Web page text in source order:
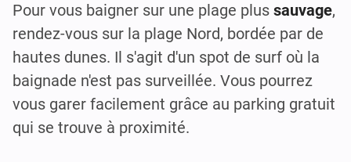
Pour vous baigner sur une plage plus sauvage,
rendez-vous sur la plage Nord, bordée par de
hautes dunes. Il s'agit d'un spot de surf où la
baignade n'est pas surveillée. Vous pourrez
vous garer facilement grâce au parking gratuit
qui se trouve à proximité.